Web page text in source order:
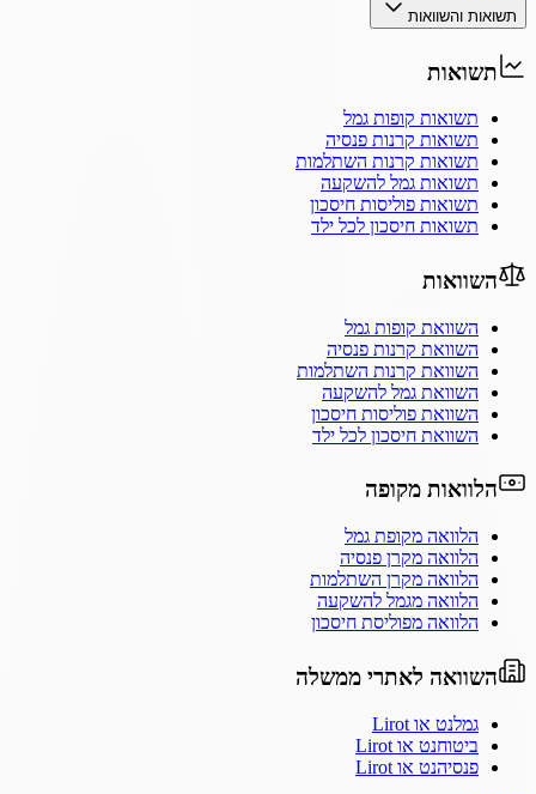
תשואות והשוואות
תשואות
תשואות קופות גמל
תשואות קרנות פנסיה
תשואות קרנות השתלמות
תשואות גמל להשקעה
תשואות פוליסות חיסכון
תשואות חיסכון לכל ילד
השוואות
השוואת קופות גמל
השוואת קרנות פנסיה
השוואת קרנות השתלמות
השוואת גמל להשקעה
השוואת פוליסות חיסכון
השוואת חיסכון לכל ילד
הלוואות מקופה
הלוואה מקופת גמל
הלוואה מקרן פנסיה
הלוואה מקרן השתלמות
הלוואה מגמל להשקעה
הלוואה מפוליסת חיסכון
השוואה לאתרי ממשלה
גמלנט או Lirot
ביטוחנט או Lirot
פנסיהנט או Lirot